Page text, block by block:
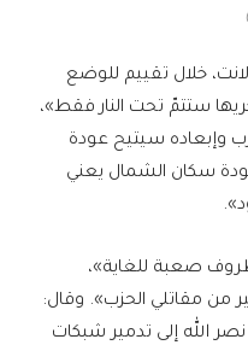
خلال تقييم للوضع
ستتمّ تحت النار فقط»،
وإبعاده سيتيح عودة
سكان الشمال يعني
صعبة للغاية»،
من مقاتلي الحزب». وقال:
نصر الله إلى تدمير شبكات